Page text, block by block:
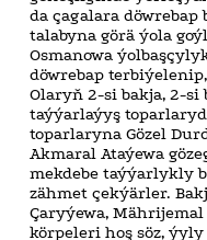
da çagalara
talabyna görä ýola
Osmanowa
döwrebap
Olaryň 2-si bakja, 2-si
taýýarlaýyş
toparlaryna Gözel
Akmaral Ataýewa
mekdebe taýýarlykly
zähmet çekýärler.
Çaryýewa,
körpeleri hoş söz,